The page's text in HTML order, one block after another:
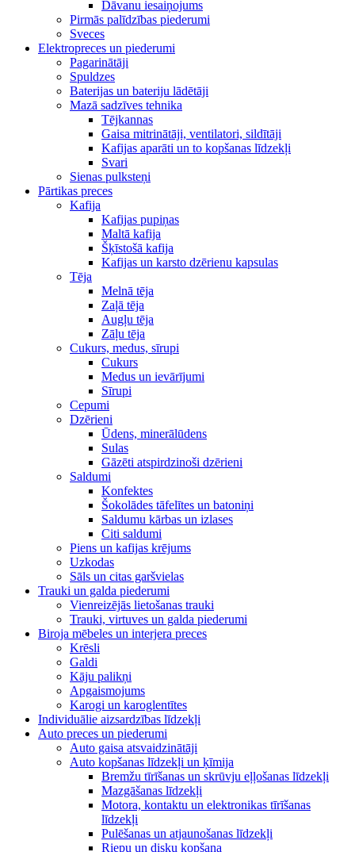
Dāvanu iesaiņojums
Pirmās palīdzības piederumi
Sveces
Elektropreces un piederumi
Pagarinātāji
Spuldzes
Baterijas un bateriju lādētāji
Mazā sadzīves tehnika
Tējkannas
Gaisa mitrinātāji, ventilatori, sildītāji
Kafijas aparāti un to kopšanas līdzekļi
Svari
Sienas pulksteņi
Pārtikas preces
Kafija
Kafijas pupiņas
Maltā kafija
Šķīstošā kafija
Kafijas un karsto dzērienu kapsulas
Tēja
Melnā tēja
Zaļā tēja
Augļu tēja
Zāļu tēja
Cukurs, medus, sīrupi
Cukurs
Medus un ievārījumi
Sīrupi
Cepumi
Dzērieni
Ūdens, minerālūdens
Sulas
Gāzēti atspirdzinoši dzērieni
Saldumi
Konfektes
Šokolādes tāfelītes un batoniņi
Saldumu kārbas un izlases
Citi saldumi
Piens un kafijas krējums
Uzkodas
Sāls un citas garšvielas
Trauki un galda piederumi
Vienreizējās lietošanas trauki
Trauki, virtuves un galda piederumi
Biroja mēbeles un interjera preces
Krēsli
Galdi
Kāju palikņi
Apgaismojums
Karogi un karoglentītes
Individuālie aizsardzības līdzekļi
Auto preces un piederumi
Auto gaisa atsvaidzinātāji
Auto kopšanas līdzekļi un ķīmija
Bremžu tīrīšanas un skrūvju eļļošanas līdzekļi
Mazgāšanas līdzekļi
Motora, kontaktu un elektronikas tīrīšanas
līdzekļi
Pulēšanas un atjaunošanas līdzekļi
Riepu un disku kopšana